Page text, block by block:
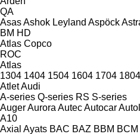
QA
AsasAshok Leyland Aspöck
BM HD
Atlas Copco
ROC
Atlas
1304 1404 1504 1604 1704 1804
AtletAudi
A-series Q-series RS S-series
AugerAurora AutecAutocar
A10
Axial Ayats BAC BAZ BBM BCM